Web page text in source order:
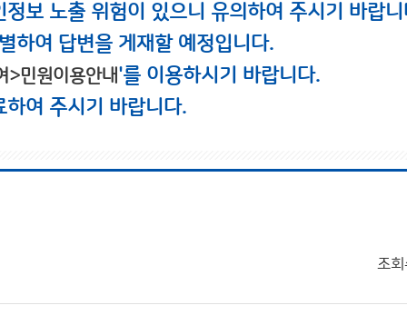
보 노출 위험이 있으니 유의하여 주시기 바랍니
하여 답변을 게재할 예정입니다.
>민원이용안내'를 이용하시기 바랍니다.
여 주시기 바랍니다.
조회